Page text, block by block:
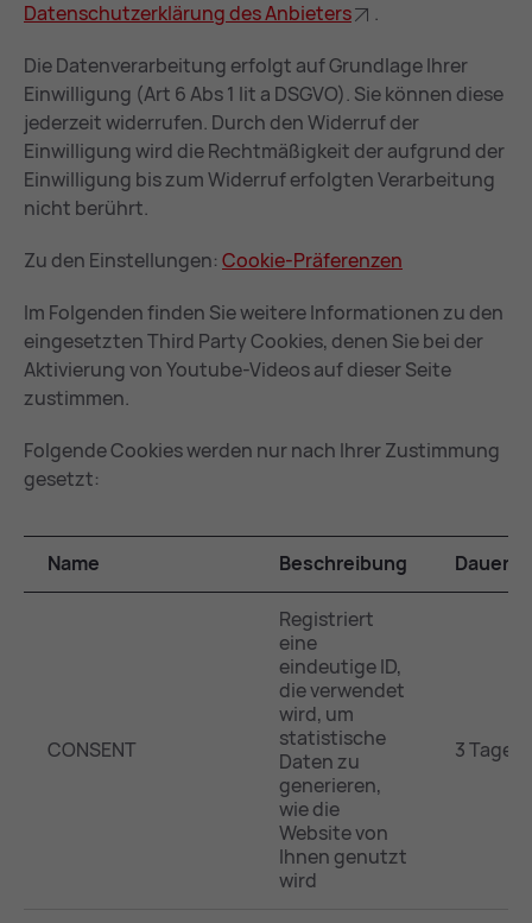
Da­ten­schutz­er­klä­rung des An­bie­ters
.
Die Datenverarbeitung erfolgt auf Grundlage Ihrer
Einwilligung (Art 6 Abs 1 lit a DSGVO). Sie können diese
jederzeit widerrufen. Durch den Widerruf der
Einwilligung wird die Rechtmäßigkeit der aufgrund der
Einwilligung bis zum Widerruf erfolgten Verarbeitung
nicht berührt.
Zu den Einstellungen: Coo­kie-Prä­fe­ren­zen
Im Folgenden finden Sie weitere Informationen zu den
eingesetzten Third Party Cookies, denen Sie bei der
Aktivierung von Youtube-Videos auf dieser Seite
zustimmen.
Folgende Cookies werden nur nach Ihrer Zustimmung
gesetzt:
Name Beschreibung Dauer
CONSENT
Registriert
eine
eindeutige ID,
die verwendet
wird, um
statistische
Daten zu
generieren,
wie die
Website von
Ihnen genutzt
wird
3 Tage